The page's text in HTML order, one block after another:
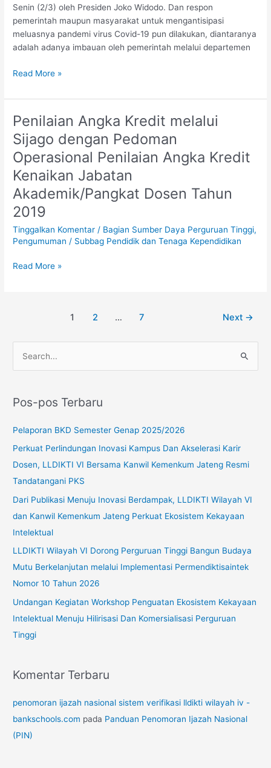
Senin (2/3) oleh Presiden Joko Widodo. Dan respon
pemerintah maupun masyarakat untuk mengantisipasi
meluasnya pandemi virus Covid-19 pun dilakukan, diantaranya
adalah adanya imbauan oleh pemerintah melalui departemen
Read More »
Penilaian Angka Kredit melalui
Sijago dengan Pedoman
Operasional Penilaian Angka Kredit
Kenaikan Jabatan
Akademik/Pangkat Dosen Tahun
2019
Tinggalkan Komentar / Bagian Sumber Daya Perguruan Tinggi,
Pengumuman / Subbag Pendidik dan Tenaga Kependidikan
Penilaian
Angka
Kredit
melalui
Sijago
Pedoman
Operasional
Penilaian
Angka
Kenaikan
Read More »
1 2 … 7 Next →
i
:
Pos-pos Terbaru
Pelaporan BKD Semester Genap 2025/2026
Perkuat Perlindungan Inovasi Kampus Dan Akselerasi Karir
Dosen, LLDIKTI VI Bersama Kanwil Kemenkum Jateng Resmi
Tandatangani PKS
Dari Publikasi Menuju Inovasi Berdampak, LLDIKTI Wilayah VI
dan Kanwil Kemenkum Jateng Perkuat Ekosistem Kekayaan
Intelektual
LLDIKTI Wilayah VI Dorong Perguruan Tinggi Bangun Budaya
Mutu Berkelanjutan melalui Implementasi Permendiktisaintek
Nomor 10 Tahun 2026
Undangan Kegiatan Workshop Penguatan Ekosistem Kekayaan
Intelektual Menuju Hilirisasi Dan Komersialisasi Perguruan
Tinggi
Komentar Terbaru
penomoran ijazah nasional sistem verifikasi lldikti wilayah iv -
bankschools.com pada Panduan Penomoran Ijazah Nasional
(PIN)